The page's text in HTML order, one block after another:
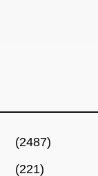
(2487)
(221)